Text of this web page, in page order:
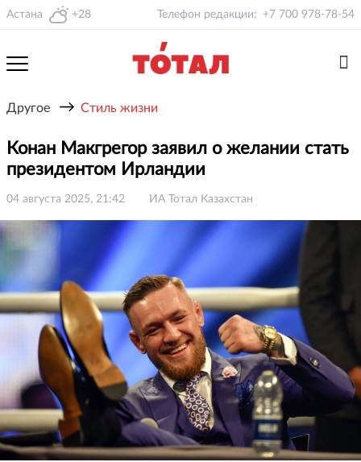
Астана +28 Телефон редакции: +7 700 978-78-54
Другое → Стиль жизни
Конан Макгрегор заявил о желании стать
президентом Ирландии
04 августа 2025, 21:42 ИА Тотал Казахстан